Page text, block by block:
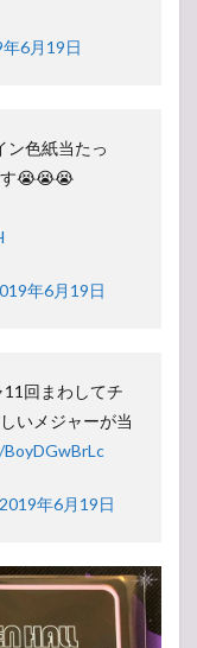
6月19日
ン色紙当たっ
す😭😭😭
年6月19日
回まわしてチ
いメジャーが当
2019年6月19日